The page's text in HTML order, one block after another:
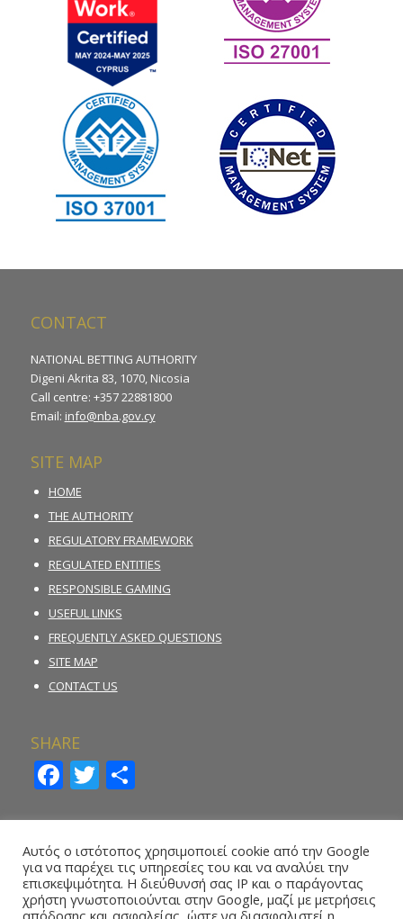
CONTACT
NATIONAL BETTING AUTHORITY
Digeni Akrita 83, 1070, Nicosia
Call centre: +357 22881800
Email: info@nba.gov.cy
SITE MAP
HOME
THE AUTHORITY
REGULATORY FRAMEWORK
REGULATED ENTITIES
RESPONSIBLE GAMING
USEFUL LINKS
FREQUENTLY ASKED QUESTIONS
SITE MAP
CONTACT US
SHARE
Facebook
Twitter
Share
REPORT ILLEGAL GAMBLING ACTIVITY
ONLINE REPORTING FORM – WHISTLEBLOWING
Αυτός ο ιστότοπος χρησιμοποιεί cookie από την Google
για να παρέχει τις υπηρεσίες του και να αναλύει την
επισκεψιμότητα. Η διεύθυνσή σας IP και ο παράγοντας
χρήστη γνωστοποιούνται στην Google, μαζί με μετρήσεις
απόδοσης και ασφαλείας, ώστε να διασφαλιστεί η